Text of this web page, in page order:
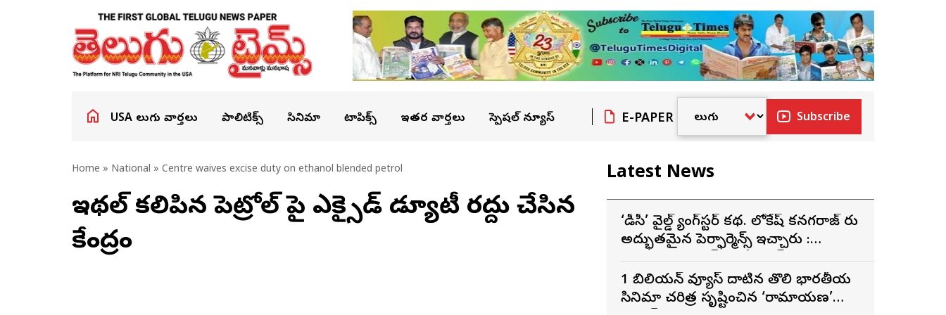
USA తెలుగు వార్తలు పాలిటిక్స్ సినిమా టాపిక్స్ ఇతర వార్తలు స్పెషల్ న్యూస్ E-PAPER Subscribe
Home » National » Centre waives excise duty on ethanol blended petrol
ఇథనాల్ కలిపిన పెట్రోల్ పై ఎక్సైడ్ డ్యూటీ రద్దు చేసిన
కేంద్రం
Latest News
‘డీసీ’ వైల్డ్ గ్యాంగ్‌స్టర్ కథ. లోకేష్ కనగరాజ్ గారు
అద్భుతమైన పెర్ఫార్మెన్స్ ఇచ్చారు :
1 బిలియన్ వ్యూస్ దాటిన తొలి భారతీయ
సినిమాగా చరిత్ర సృష్టించిన ‘రామాయణ’